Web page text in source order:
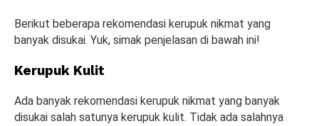
Berikut beberapa rekomendasi kerupuk nikmat yang
banyak disukai. Yuk, simak penjelasan di bawah ini!
Kerupuk Kulit
Ada banyak rekomendasi kerupuk nikmat yang banyak
disukai salah satunya kerupuk kulit. Tidak ada salahnya